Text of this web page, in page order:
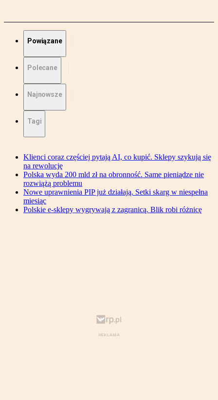
Powiązane
Polecane
Najnowsze
Tagi
Klienci coraz częściej pytają AI, co kupić. Sklepy szykują się
na rewolucję
Polska wyda 200 mld zł na obronność. Same pieniądze nie
rozwiążą problemu
Nowe uprawnienia PIP już działają. Setki skarg w niespełna
miesiąc
Polskie e-sklepy wygrywają z zagranicą. Blik robi różnicę